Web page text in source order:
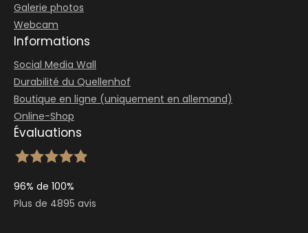
Galerie photos
Webcam
Informations
Social Media Wall
Durabilité du Quellenhof
Boutique en ligne (uniquement en allemand)
Online-Shop
Évaluations
96% de 100%
Plus de 4895 avis